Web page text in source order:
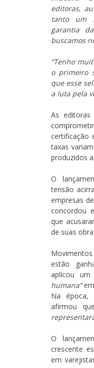
editoras,
tanto um
garantia
buscamos
“Tenho
o primeiro
que esse
a luta pela
As
certificação
taxas
produzidos
O
tensão
empresas
concordou
que
de suas
estão
aplicou
humana”
Na época,
afirmou
O
crescente
em